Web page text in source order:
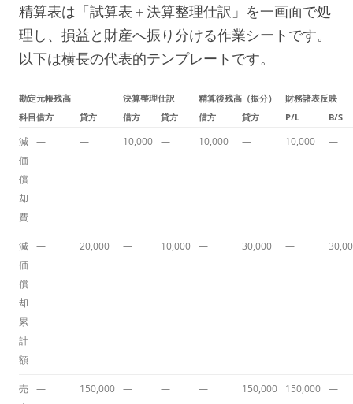
精算表は「試算表＋決算整理仕訳」を一画面で処
理し、損益と財産へ振り分ける作業シートです。
以下は横長の代表的テンプレートです。
勘定
科目
元帳残高 決算整理仕訳 精算後残高（振分）
財務諸表反映
借方
貸方 借方 貸方 借方 貸方 P/L B/S
減
価
償
却
費
— — 10,000 — 10,000 — 10,000 —
減
価
償
却
累
計
額
— 20,000 — 10,000 — 30,000 —
売
— 150,000 — — — 150,000 150,000 —